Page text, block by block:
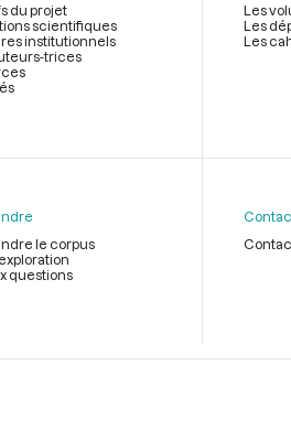
du projet
scientifiques
institutionnels
trices
Les
Les
Les
le corpus
questions